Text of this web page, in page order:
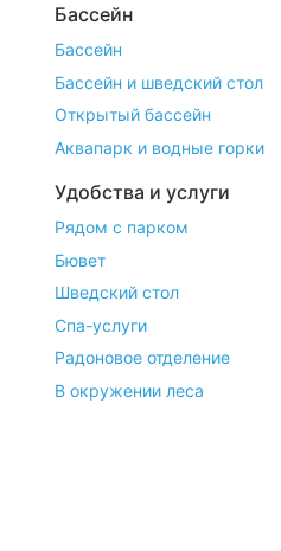
Бассейн
Бассейн
Бассейн и шведский стол
Открытый бассейн
Аквапарк и водные горки
Удобства и услуги
Рядом с парком
Бювет
Шведский стол
Спа-услуги
Радоновое отделение
В окружении леса